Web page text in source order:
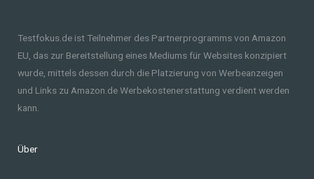
Testfokus.de ist Teilnehmer des Partnerprogramms von Amazon
EU, das zur Bereitstellung eines Mediums für Websites konzipiert
wurde, mittels dessen durch die Platzierung von Werbeanzeigen
und Links zu Amazon.de Werbekostenerstattung verdient werden
kann.
Über